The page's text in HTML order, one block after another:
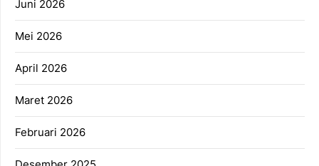
Juni 2026
Mei 2026
April 2026
Maret 2026
Februari 2026